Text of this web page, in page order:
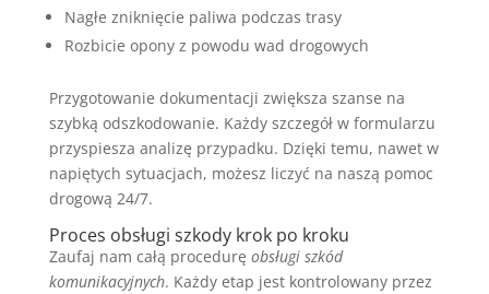
Nagłe zniknięcie paliwa podczas trasy
Rozbicie opony z powodu wad drogowych
Przygotowanie dokumentacji zwiększa szanse na
szybką odszkodowanie. Każdy szczegół w formularzu
przyspiesza analizę przypadku. Dzięki temu, nawet w
napiętych sytuacjach, możesz liczyć na naszą pomoc
drogową 24/7.
Proces obsługi szkody krok po kroku
Zaufaj nam całą procedurę obsługi szkód
komunikacyjnych. Każdy etap jest kontrolowany przez